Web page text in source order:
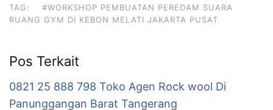
TAG:
#WORKSHOP PEMBUATAN PEREDAM SUARA
RUANG GYM DI KEBON MELATI JAKARTA PUSAT
Pos Terkait
0821 25 888 798 Toko Agen Rock wool Di
Panunggangan Barat Tangerang